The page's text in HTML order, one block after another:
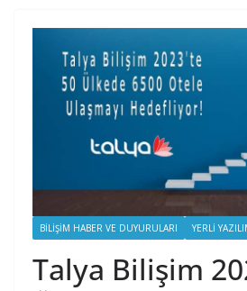
BILIŞIM HABER VE DUYURULARI YERLI
Talya Bilişim